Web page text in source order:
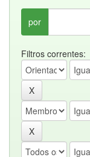
por
Filtros correntes: